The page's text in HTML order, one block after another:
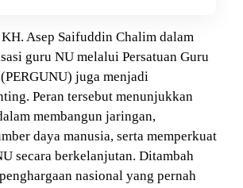
Asep Saifuddin Chalim dalam
guru NU melalui Persatuan Guru
juga menjadi
Peran tersebut menunjukkan
membangun jaringan,
daya manusia, serta memperkuat
secara berkelanjutan. Ditambah
nasional yang pernah